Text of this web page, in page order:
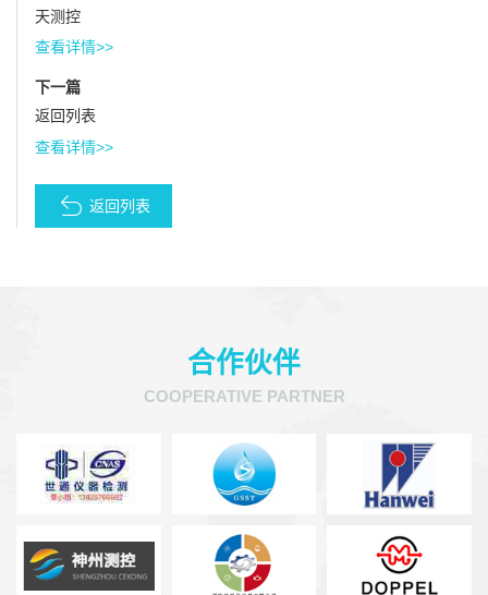
天测控
查看详情>>
下一篇
返回列表
查看详情>>
返回列表
合作伙伴
COOPERATIVE PARTNER